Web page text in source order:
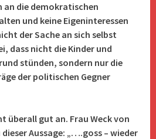
an die demokratischen
und keine Eigeninteressen
der Sache an sich selbst
dass nicht die Kinder und
stünden, sondern nur die
der politischen Gegner
überall gut an. Frau Weck von
Aussage: „….goss – wieder